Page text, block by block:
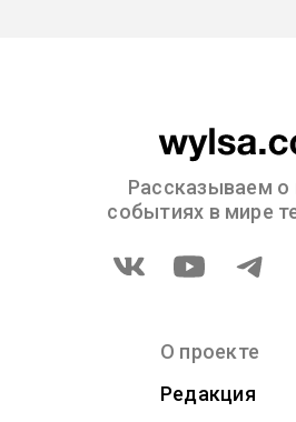
Рассказываем
событиях в мире
О проекте
Редакция